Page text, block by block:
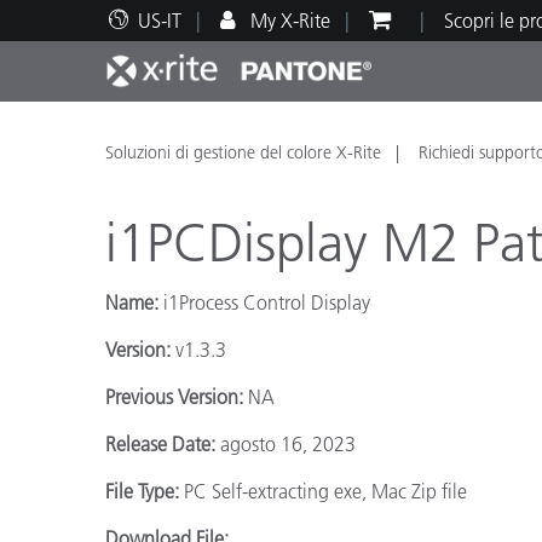
US-IT My X-Rite Scopri le
Principali prodotti
Stampa e Packaging
Automotive
Supporto tecnico
Risorse didattiche
Soluzioni di gestione del colore X-Rite Richiedi
i1PCDisplay M2
Name: i1Process Control Display
Version: v1.3.3
Previous Version: NA
Release Date: agosto 16, 2023
File Type: PC Self-extracting exe, Mac Zip file